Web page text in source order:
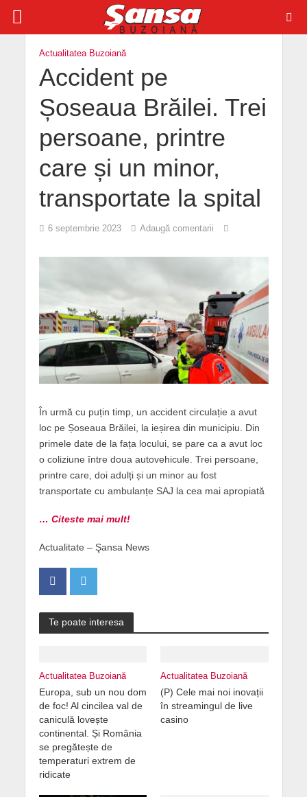
Actualitatea Buzoiană
Accident pe
Șoseaua Brăilei. Trei
persoane, printre
care și un minor,
transportate la spital
6 septembrie 2023 Adaugă comentarii
În urmă cu puțin timp, un accident circulație a avut
loc pe Șoseaua Brăilei, la ieșirea din municipiu. Din
primele date de la fața locului, se pare ca a avut loc
o coliziune între doua autovehicule. Trei persoane,
printre care, doi adulți și un minor au fost
transportate cu ambulanțe SAJ la cea mai apropiată
… Citeste mai mult!
Actualitate – Şansa News
Te poate interesa
Actualitatea Buzoiană
Europa, sub un nou dom
de foc! Al cincilea val de
caniculă lovește
continental. Și România
se pregătește de
temperaturi extrem de
ridicate
Actualitatea Buzoiană
(P) Cele mai noi inovații
în streamingul de live
casino